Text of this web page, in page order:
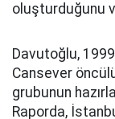
oluşturduğunu
Davutoğlu,
Cansever
grubunun
Raporda,